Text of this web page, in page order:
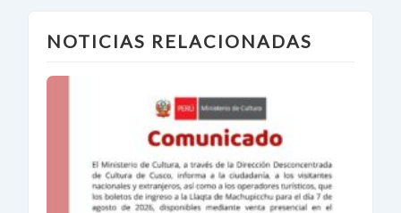
NOTICIAS RELACIONADAS